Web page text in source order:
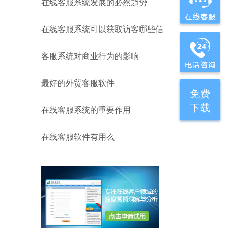
在线客服系统发展的必然趋势
在线客服系统可以获取访客哪些信
客服系统对商业行为的影响
最好的外贸客服软件
在线客服系统的重要作用
在线客服软件有用么
免费
下载